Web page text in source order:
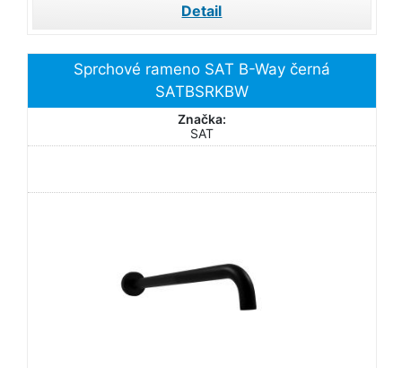
Detail
Sprchové rameno SAT B-Way černá
SATBSRKBW
Značka:
SAT